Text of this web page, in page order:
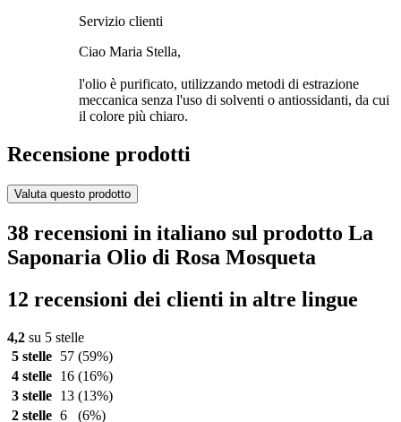
Servizio clienti
Ciao Maria Stella,
l'olio è purificato, utilizzando metodi di estrazione
meccanica senza l'uso di solventi o antiossidanti, da cui
il colore più chiaro.
Recensione prodotti
Valuta questo prodotto
38 recensioni in italiano sul prodotto La
Saponaria Olio di Rosa Mosqueta
12 recensioni dei clienti in altre lingue
4,2 su 5 stelle
5 stelle
57 (59%)
4 stelle
16 (16%)
3 stelle
13 (13%)
2 stelle 6 (6%)